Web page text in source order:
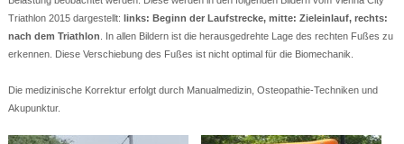
Triathlon 2015 dargestellt: links: Beginn der Laufstrecke, mitte: Zieleinlauf, rechts:
nach dem Triathlon . In allen Bildern ist die herausgedrehte Lage des rechten Fußes zu
erkennen. Diese Verschiebung des Fußes ist nicht optimal für die Biomechanik.
Die medizinische Korrektur erfolgt durch Manualmedizin, Osteopathie-Techniken und
Akupunktur.